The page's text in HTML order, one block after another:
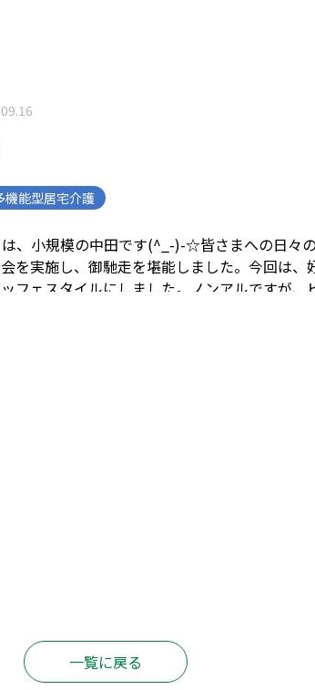
機能型居宅介護
は、小規模の中田です(^_-)-☆皆さまへの日々
を実施し、御馳走を堪能しました。 今回は、
フェスタイルにしました。
ノンアルですが
一覧に戻る